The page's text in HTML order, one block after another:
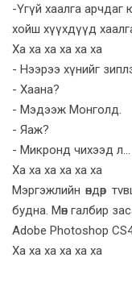
-Үгүй хаалга
хойш хүүхдүүд
Ха ха ха ха ха ха
- Нээрээ хүнийг
- Хаана?
- Мэдээж Монголд.
- Яаж?
- Микронд чихээд л...
Ха ха ха ха ха ха
Мэргэжлийн өндөр
будна. Мөн галбир
Adobe Photoshop
Ха ха ха ха ха ха